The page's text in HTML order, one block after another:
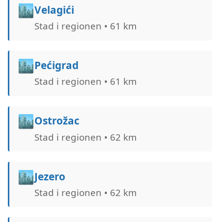
🏙️Velagići
Stad i regionen • 61 km
🏙️Pećigrad
Stad i regionen • 61 km
🏙️Ostrožac
Stad i regionen • 62 km
🏙️Jezero
Stad i regionen • 62 km